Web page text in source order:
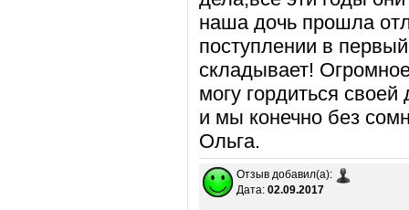
наша дочь прошла
поступлении в
складывает!
могу гордиться
и мы конечно без
Ольга.
Отзыв добавил(а):
Дата: 02.09.2017